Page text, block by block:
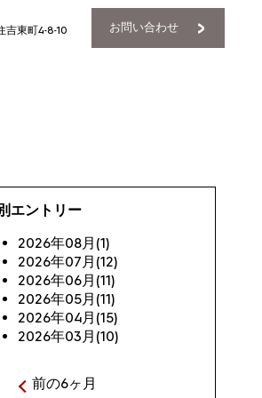
吉東町4-8-10
お問い合わせ
エントリー
2026年08月(1)
2026年07月(12)
2026年06月(11)
2026年05月(11)
2026年04月(15)
2026年03月(10)
前の6ヶ月